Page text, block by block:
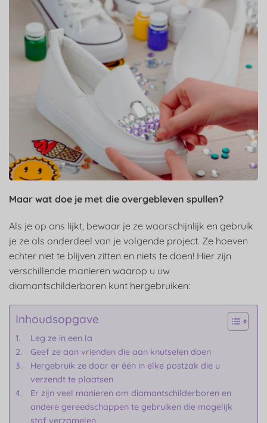
Maar wat doe je met die overgebleven spullen?
Als je op ons lijkt, bewaar je ze waarschijnlijk en gebruik
je ze als onderdeel van je volgende project. Ze hoeven
echter niet te blijven zitten en niets te doen! Hier zijn
verschillende manieren waarop u uw
diamantschilderboren kunt hergebruiken:
Inhoudsopgave
Leg ze in een la
Geef ze aan vrienden die aan knutselen doen
Hergebruik ze door er één in elke postzak die u
verzendt te plaatsen
Er zijn veel manieren om diamantschilderboren en
andere gereedschappen te gebruiken die mogelijk
stof verzamelen